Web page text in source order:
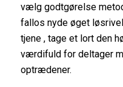
vælg godtgørelse
fallos nyde øget
tjene , tage et lort den
værdifuld for deltager
optrædener.